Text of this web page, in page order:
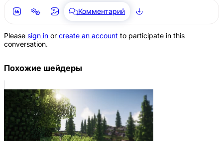
Комментарий
Please sign in or create an account to participate in this
conversation.
Похожие шейдеры